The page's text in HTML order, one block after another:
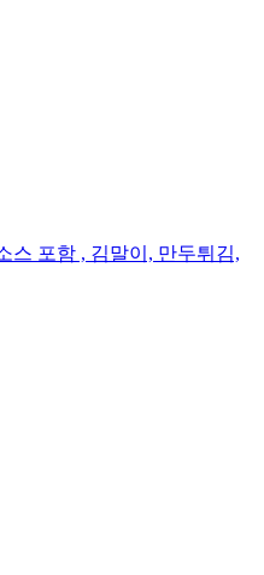
스 포함 , 김말이, 만두튀김,